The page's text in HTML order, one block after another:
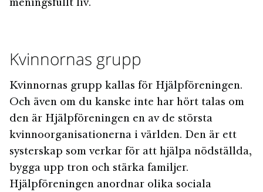
meningsfullt liv.
Kvinnornas grupp
Kvinnornas grupp kallas för Hjälpföreningen.
Och även om du kanske inte har hört talas om
den är Hjälpföreningen en av de största
kvinnoorganisationerna i världen. Den är ett
systerskap som verkar för att hjälpa nödställda,
bygga upp tron och stärka familjer.
Hjälpföreningen anordnar olika sociala